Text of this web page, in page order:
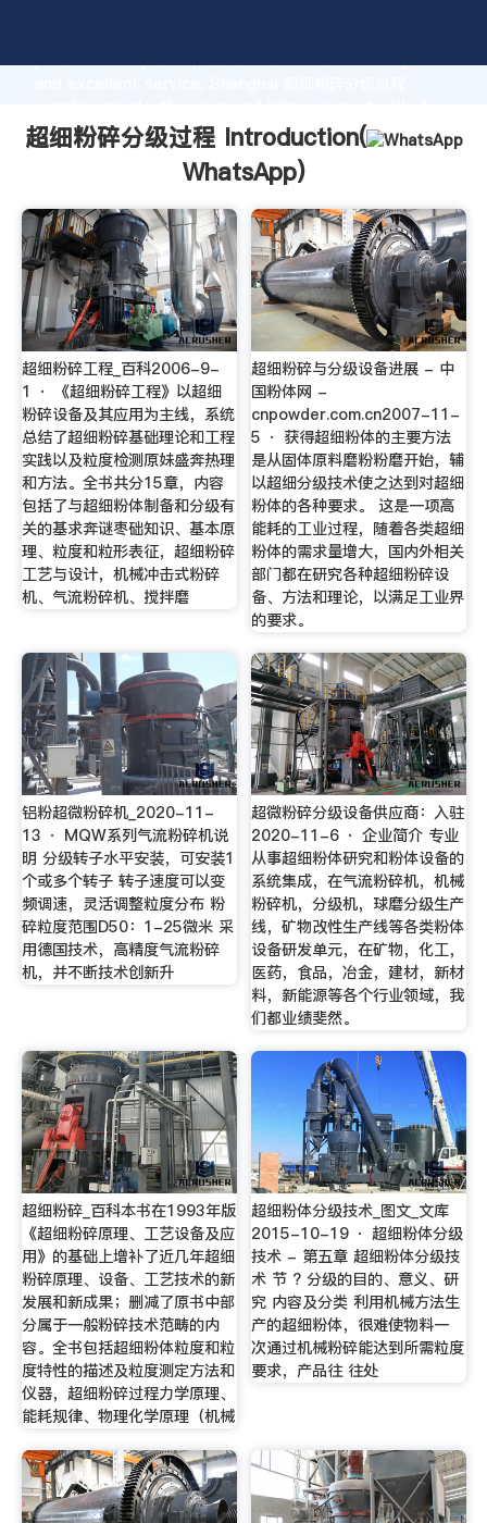
production capability, advanced research strength
customers.
超细粉碎分级过程 Introduction(
WhatsApp)
超细粉碎工程_百科2006-9-
1 · 《超细粉碎工程》以超细
粉碎设备及其应用为主线，系统
总结了超细粉碎基础理论和工程
实践以及粒度检测原妹盛奔热理
和方法。全书共分15章，内容
包括了与超细粉体制备和分级有
关的基求奔谜枣础知识、基本原
理、粒度和粒形表征，超细粉碎
工艺与设计，机械冲击式粉碎
机、气流粉碎机、搅拌磨
超细粉碎与分级设备进展 - 中
国粉体网 -
cnpowder.com.cn2007-11-
5 · 获得超细粉体的主要方法
是从固体原料磨粉粉磨开始，辅
以超细分级技术使之达到对超细
粉体的各种要求。 这是一项高
能耗的工业过程，随着各类超细
粉体的需求量增大，国内外相关
部门都在研究各种超细粉碎设
备、方法和理论，以满足工业界
的要求。
铝粉超微粉碎机_2020-11-
13 · MQW系列气流粉碎机说
明 分级转子水平安装，可安装1
个或多个转子 转子速度可以变
频调速，灵活调整粒度分布 粉
碎粒度范围D50：1-25微米 采
用德国技术，高精度气流粉碎
机，并不断技术创新升
超微粉碎分级设备供应商：入驻
2020-11-6 · 企业简介 专业
从事超细粉体研究和粉体设备的
系统集成，在气流粉碎机，机械
粉碎机，分级机，球磨分级生产
线，矿物改性生产线等各类粉体
设备研发单元，在矿物，化工，
医药，食品，冶金，建材，新材
料，新能源等各个行业领域，我
们都业绩斐然。
超细粉碎_百科本书在1993年版
《超细粉碎原理、工艺设备及应
用》的基础上增补了近几年超细
粉碎原理、设备、工艺技术的新
发展和新成果；删减了原书中部
分属于一般粉碎技术范畴的内
容。全书包括超细粉体粒度和粒
度特性的描述及粒度测定方法和
仪器，超细粉碎过程力学原理、
能耗规律、物理化学原理（机械
超细粉体分级技术_图文_文库
2015-10-19 · 超细粉体分级
技术 - 第五章 超细粉体分级技
术 节 ? 分级的目的、意义、研
究 内容及分类 利用机械方法生
产的超细粉体，很难使物料一
次通过机械粉碎能达到所需粒度
要求，产品往 往处